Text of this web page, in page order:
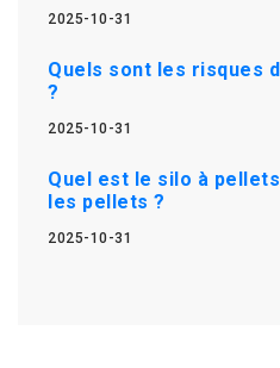
2025-10-31
Quels sont les risques
?
2025-10-31
Quel est le silo à
les pellets ?
2025-10-31